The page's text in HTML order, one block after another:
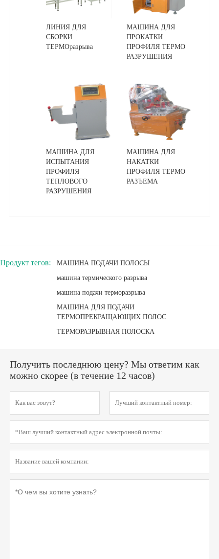
ЛИНИЯ ДЛЯ
СБОРКИ
ТЕРМОразрыва
МАШИНА ДЛЯ
ПРОКАТКИ
ПРОФИЛЯ ТЕРМО
РАЗРУШЕНИЯ
МАШИНА ДЛЯ
ИСПЫТАНИЯ
ПРОФИЛЯ
ТЕПЛОВОГО
РАЗРУШЕНИЯ
МАШИНА ДЛЯ
НАКАТКИ
ПРОФИЛЯ ТЕРМО
РАЗЪЕМА
Продукт тегов:
МАШИНА ПОДАЧИ ПОЛОСЫ
машина термического разрыва
машина подачи терморазрыва
МАШИНА ДЛЯ ПОДАЧИ
ТЕРМОПРЕКРАЩАЮЩИХ ПОЛОС
ТЕРМОРАЗРЫВНАЯ ПОЛОСКА
Получить последнюю цену? Мы ответим как
можно скорее (в течение 12 часов)